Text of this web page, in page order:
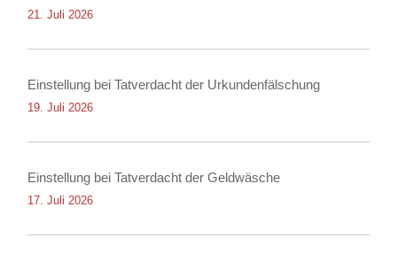
21. Juli 2026
Einstellung bei Tatverdacht der Urkundenfälschung
19. Juli 2026
Einstellung bei Tatverdacht der Geldwäsche
17. Juli 2026